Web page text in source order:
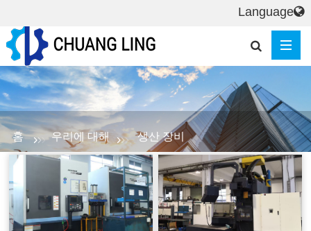
홈 우리에 대해 생산 장비
Language